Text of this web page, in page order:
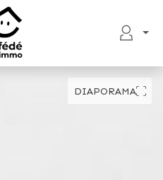
DIAPORAMA